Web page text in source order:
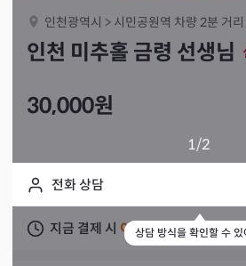
인천광역시 > 시민공원역 차량 2분 거리
인천 미추홀 금령 선생님
30,000원
1/2
전화 상담
상담 방식을 확인할 수 있
지금 결제 시 이틀 뒤상담 가능